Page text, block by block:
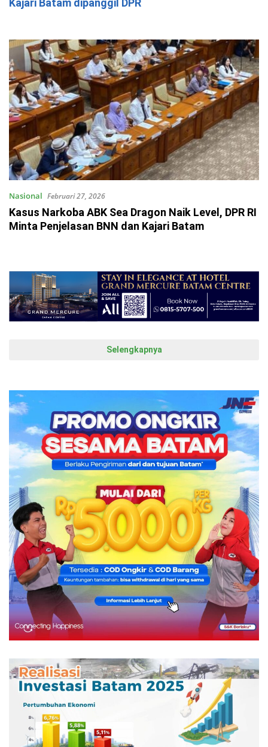
Kajari Batam dipanggil DPR
Nasional Februari 27, 2026
Kasus Narkoba ABK Sea Dragon Naik Level, DPR RI
Minta Penjelasan BNN dan Kajari Batam
Selengkapnya